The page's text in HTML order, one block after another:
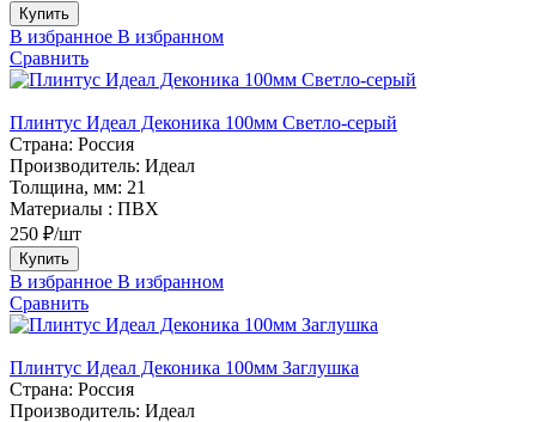
Купить
В избранное В избранном
Сравнить
Плинтус Идеал Деконика 100мм Светло-серый
Страна: Россия
Производитель: Идеал
Толщина, мм: 21
Материалы : ПВХ
250 ₽/шт
Купить
В избранное В избранном
Сравнить
Плинтус Идеал Деконика 100мм Заглушка
Страна: Россия
Производитель: Идеал